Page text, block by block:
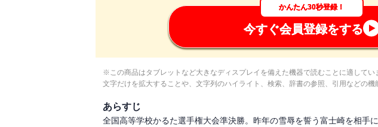
かんたん30秒登録！
今すぐ会員登録をする
※この商品はタブレットなど大きなディスプレイを備えた機器で読むことに適してい
文字だけを拡大することや、文字列のハイライト、検索、辞書の参照、引用などの機
あらすじ
全国高等学校かるた選手権大会準決勝。昨年の雪辱を誓う富士崎を相手